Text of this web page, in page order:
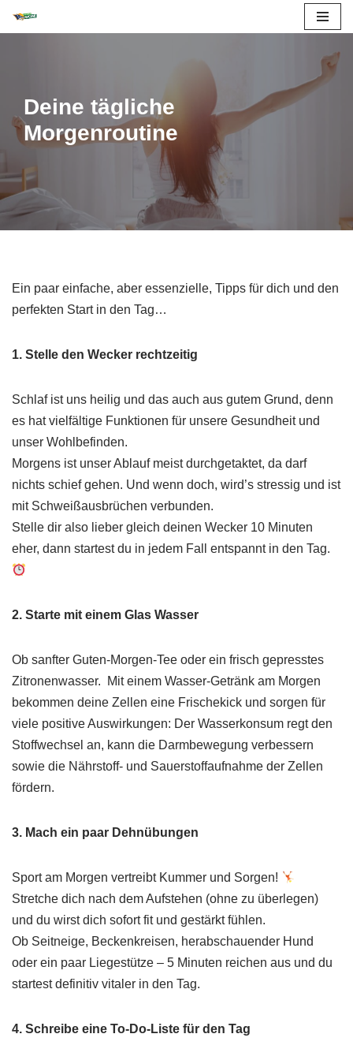
Deine tägliche
Morgenroutine
Ein paar einfache, aber essenzielle, Tipps für dich und den
perfekten Start in den Tag…
1. Stelle den Wecker rechtzeitig
Schlaf ist uns heilig und das auch aus gutem Grund, denn
es hat vielfältige Funktionen für unsere Gesundheit und
unser Wohlbefinden.
Morgens ist unser Ablauf meist durchgetaktet, da darf
nichts schief gehen. Und wenn doch, wird’s stressig und ist
mit Schweißausbrüchen verbunden.
Stelle dir also lieber gleich deinen Wecker 10 Minuten
eher, dann startest du in jedem Fall entspannt in den Tag.
2. Starte mit einem Glas Wasser
Ob sanfter Guten-Morgen-Tee oder ein frisch gepresstes
Zitronenwasser. Mit einem Wasser-Getränk am Morgen
bekommen deine Zellen eine Frischekick und sorgen für
viele positive Auswirkungen: Der Wasserkonsum regt den
Stoffwechsel an, kann die Darmbewegung verbessern
sowie die Nährstoff- und Sauerstoffaufnahme der Zellen
fördern.
3. Mach ein paar Dehnübungen
Sport am Morgen vertreibt Kummer und Sorgen!
Stretche dich nach dem Aufstehen (ohne zu überlegen)
und du wirst dich sofort fit und gestärkt fühlen.
Ob Seitneige, Beckenkreisen, herabschauender Hund
oder ein paar Liegestütze – 5 Minuten reichen aus und du
startest definitiv vitaler in den Tag.
4. Schreibe eine To-Do-Liste für den Tag